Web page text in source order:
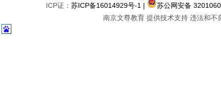
ICP证： 苏ICP备16014929号-1 |
苏公网安备
南京文尊教育 提供技术支持 违法和